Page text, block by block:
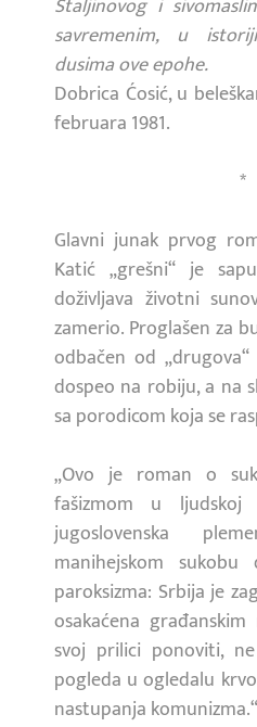
savremenim, u
dusima ove epohe.
Dobrica Ćosić, u
februara 1981.
*
Glavni junak prvog
Katić „grešni“ je
doživljava životni
zamerio. Proglašen za
odbačen od
dospeo na robiju, a na
sa porodicom koja se
„Ovo je roman o
fašizmom u
jugoslovenska
manihejskom sukobu
paroksizma: Srbija je
osakaćena
svoj prilici ponoviti,
pogleda u ogledalu
nastupanja